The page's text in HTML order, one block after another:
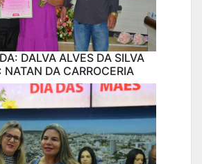
DALVA ALVES DA SILVA
NATAN DA CARROCERIA